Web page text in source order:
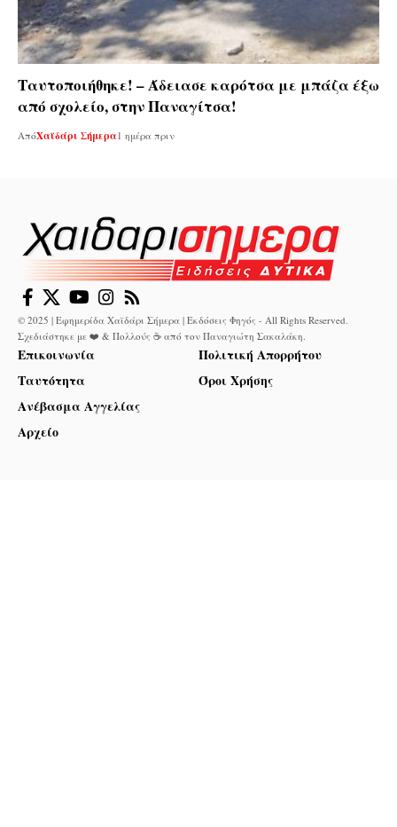
Ταυτοποιήθηκε! – Άδειασε καρότσα με μπάζα έξω
από σχολείο, στην Παναγίτσα!
ΑπόΧαϊδάρι Σήμερα 1 ημέρα πριν
© 2025 | Εφημερίδα Χαϊδάρι Σήμερα | Εκδόσεις Φηγός - All Rights Reserved.
Σχεδιάστηκε με ❤️ & Πολλούς ☕ από τον Παναγιώτη Σακαλάκη.
Επικοινωνία
Ταυτότητα
Ανέβασμα Αγγελίας
Αρχείο
Πολιτική Απορρήτου
Όροι Χρήσης